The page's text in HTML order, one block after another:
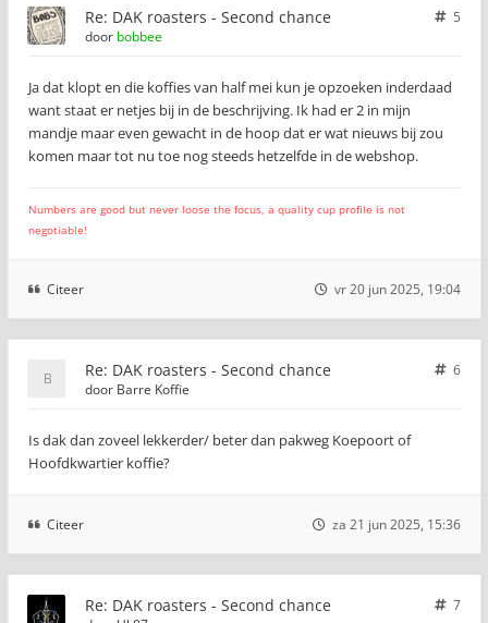
Re: DAK roasters - Second chance
5
door bobbee
Ja dat klopt en die koffies van half mei kun je opzoeken inderdaad
want staat er netjes bij in de beschrijving. Ik had er 2 in mijn
mandje maar even gewacht in de hoop dat er wat nieuws bij zou
komen maar tot nu toe nog steeds hetzelfde in de webshop.
Numbers are good but never loose the focus, a quality cup profile is not
negotiable!
Citeer vr 20 jun 2025, 19:04
Re: DAK roasters - Second chance
6
door Barre Koffie
Is dak dan zoveel lekkerder/ beter dan pakweg Koepoort of
Hoofdkwartier koffie?
Citeer za 21 jun 2025, 15:36
Re: DAK roasters - Second chance
7